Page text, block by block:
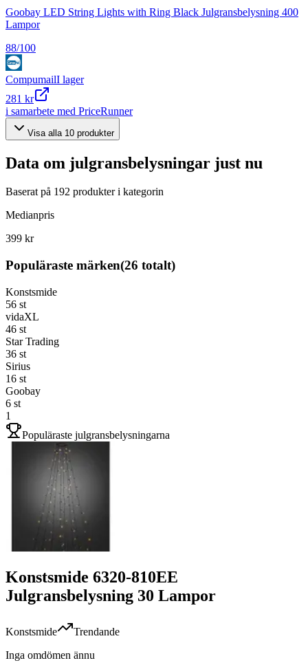
Goobay LED String Lights with Ring Black Julgransbelysning 400
Lampor
88/100
CompumailI lager
281 kr
i samarbete med PriceRunner
Visa alla 10 produkter
Data om julgransbelysningar just nu
Baserat på 192 produkter i kategorin
Medianpris
399 kr
Populäraste märken(26 totalt)
Konstsmide
56 st
vidaXL
46 st
Star Trading
36 st
Sirius
16 st
Goobay
6 st
1
Populäraste julgransbelysningarna
Konstsmide 6320-810EE
Julgransbelysning 30 Lampor
Konstsmide
Trendande
Inga omdömen ännu